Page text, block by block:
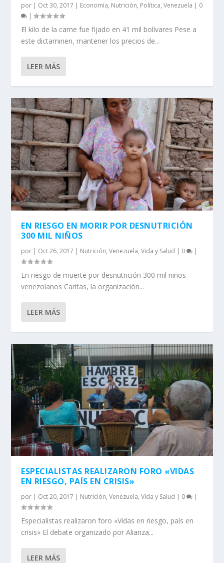
por | Oct 30, 2017 | Economía, Nutrición, Política,Venezuela | 0
|
El kilo de la carne fue fijado en 41 mil bolívares Pese a
este dictaminen, mantener los precios de...
LEER MÁS
EN RIESGO EN MORIR POR DESNUTRICIÓN
300 MIL NIÑOS
por | Oct 26, 2017 | Nutrición,Venezuela,Vida y Salud | 0 |
En riesgo de muerte por desnutrición 300 mil niños
venezolanos Caritas, la organización...
LEER MÁS
ESPECIALISTAS REALIZARON FORO «VIDAS
EN RIESGO, PAÍS EN CRISIS»
por | Oct 20, 2017 | Nutrición,Venezuela,Vida y Salud | 0 |
Especialistas realizaron foro «Vidas en riesgo, país en
crisis» El debate organizado por Alianza...
LEER MÁS